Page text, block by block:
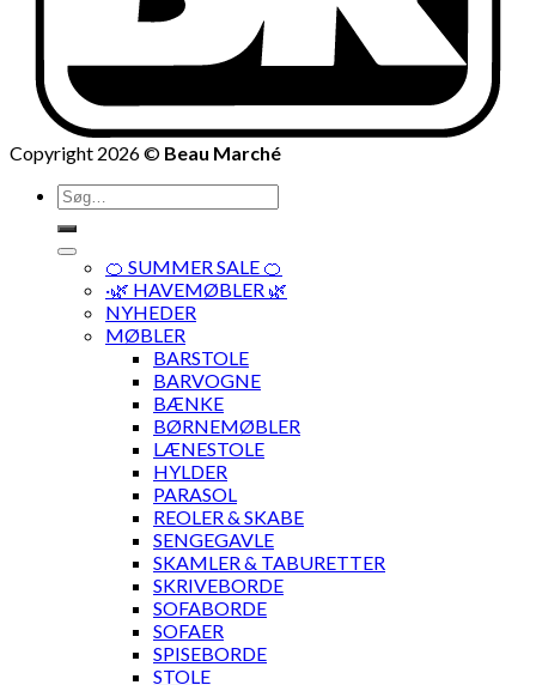
Copyright 2026 © Beau Marché
Søg
efter:
🍊 SUMMER SALE 🍊
·🌿 HAVEMØBLER 🌿
NYHEDER
MØBLER
BARSTOLE
BARVOGNE
BÆNKE
BØRNEMØBLER
LÆNESTOLE
HYLDER
PARASOL
REOLER & SKABE
SENGEGAVLE
SKAMLER & TABURETTER
SKRIVEBORDE
SOFABORDE
SOFAER
SPISEBORDE
STOLE